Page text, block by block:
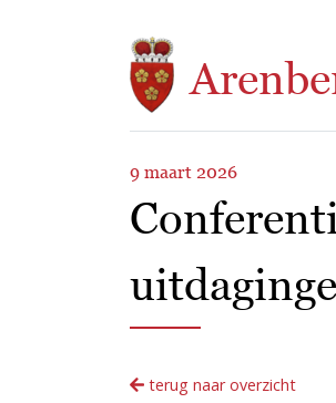
9 maart 2026
terug naar overzicht